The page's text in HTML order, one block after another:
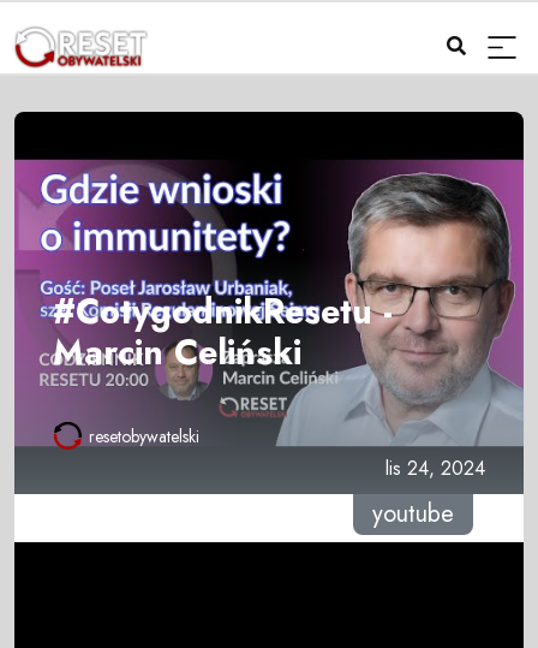
#CotygodnikResetu -
Marcin Celiński
resetobywatelski
lis 24, 2024
youtube